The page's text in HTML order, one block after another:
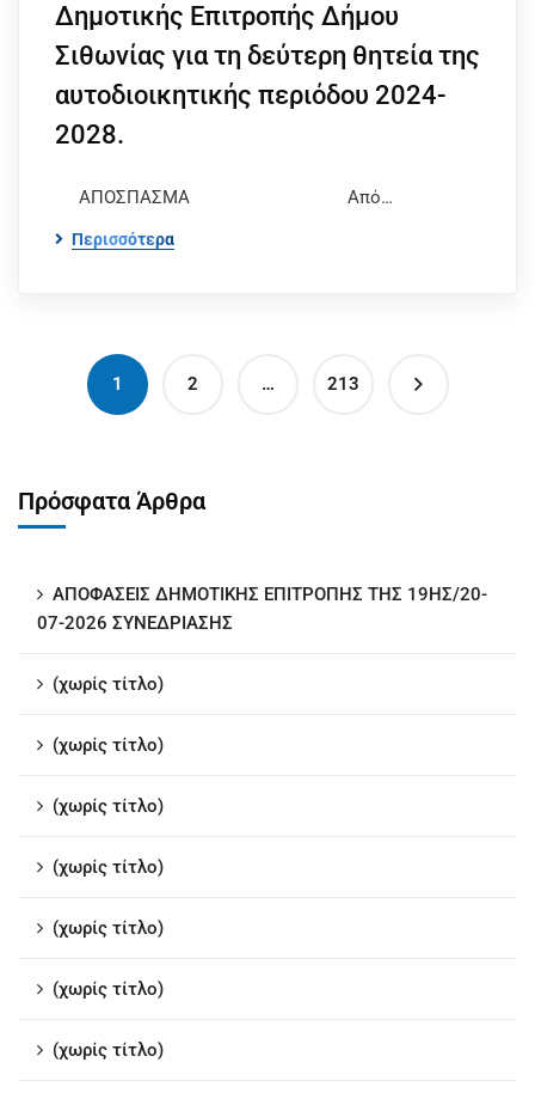
Δημοτικής Επιτροπής Δήμου
Σιθωνίας για τη δεύτερη θητεία της
αυτοδιοικητικής περιόδου 2024-
2028.
ΑΠΟΣΠΑΣΜΑ Από…
Περισσότερα
1 2 … 213
Πρόσφατα Άρθρα
ΑΠΟΦΑΣΕΙΣ ΔΗΜΟΤΙΚΗΣ ΕΠΙΤΡΟΠΗΣ ΤΗΣ 19ΗΣ/20-
07-2026 ΣΥΝΕΔΡΙΑΣΗΣ
(χωρίς τίτλο)
(χωρίς τίτλο)
(χωρίς τίτλο)
(χωρίς τίτλο)
(χωρίς τίτλο)
(χωρίς τίτλο)
(χωρίς τίτλο)